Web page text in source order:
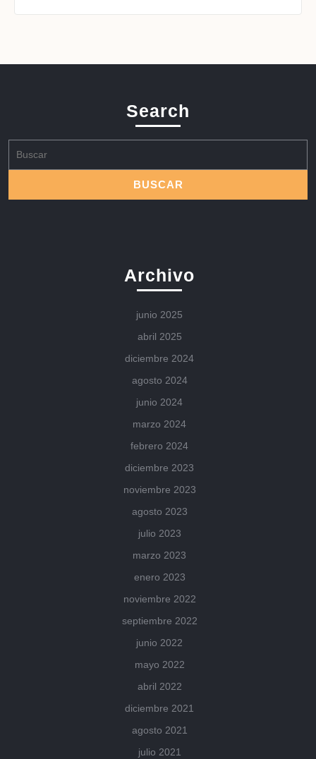
Search
Archivo
junio 2025
abril 2025
diciembre 2024
agosto 2024
junio 2024
marzo 2024
febrero 2024
diciembre 2023
noviembre 2023
agosto 2023
julio 2023
marzo 2023
enero 2023
noviembre 2022
septiembre 2022
junio 2022
mayo 2022
abril 2022
diciembre 2021
agosto 2021
julio 2021